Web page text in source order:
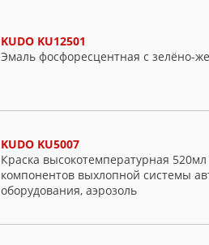
KUDO KU12501
Эмаль фосфоресцентная с зелёно-
KUDO KU5007
Краска высокотемпературная
компонентов выхлопной системы
оборудования, аэрозоль